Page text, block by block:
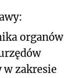
organów
w zakresie